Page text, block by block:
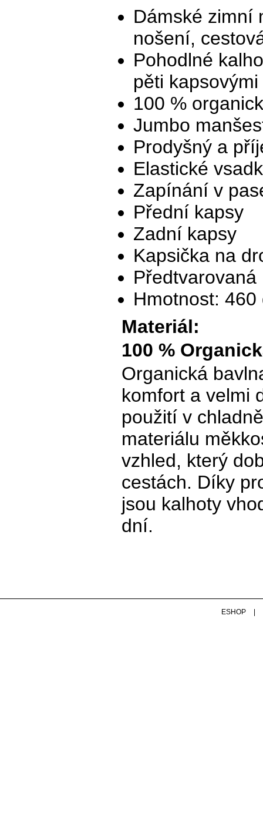
Dámské zimní
nošení,
Pohodlné
pěti
100 %
Jumbo
Prodyšný a
Elastické
Zapínání v
Přední kapsy
Zadní kapsy
Kapsička na
Předtvarovaná
Hmotnost: 460
Materiál:
100 %
Organická
komfort a velmi
použití v
materiálu
vzhled, který
cestách. Díky
jsou kalhoty
dní.
ESHOP